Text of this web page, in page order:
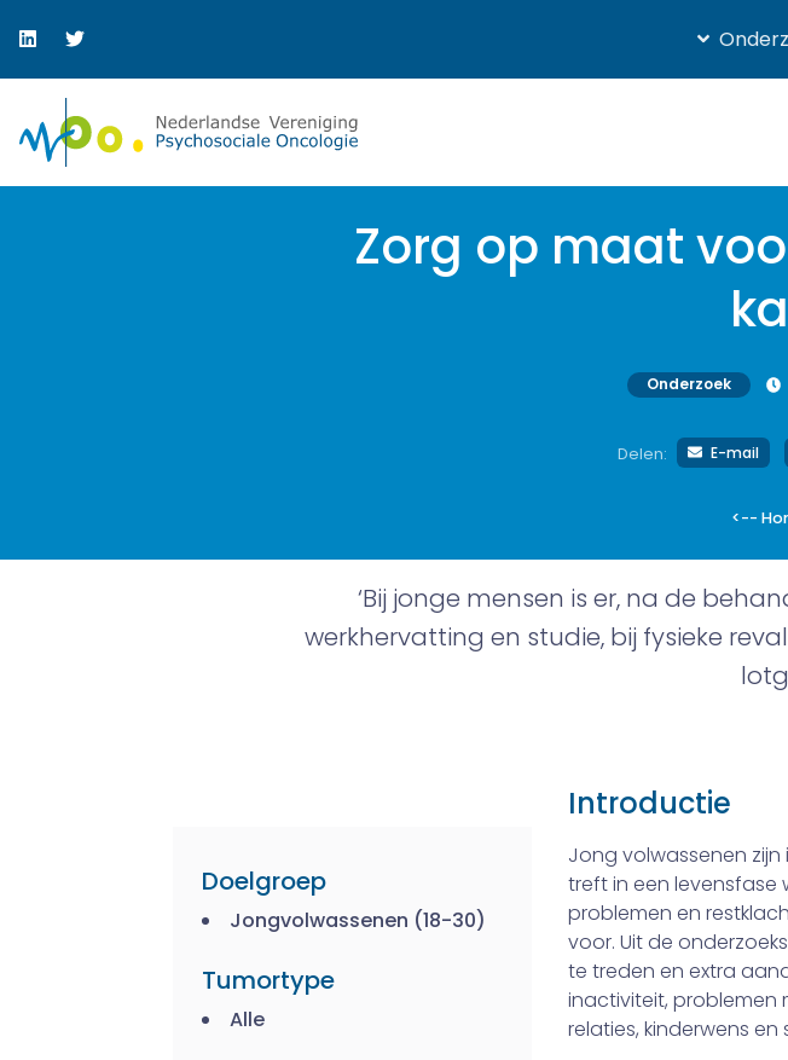
Zorg op maat
Onderzoek
Delen: E-mail
<--
‘Bij jonge mensen is er, na de
werkhervatting en studie, bij fysieke
Doelgroep
Jongvolwassenen (18-30)
Tumortype
Alle
Introductie
Jong volwassenen
treft in een levens­fase
problemen en
voor. Uit de
te treden en extra
inactiviteit, problemen
relaties, kinderwens